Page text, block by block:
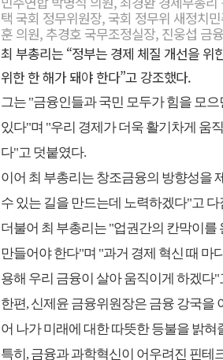
택 국회 정무위원장, 국회 정무위 새정치
훈 의원, 추경호 국무조정실장, 진웅섭 금
최 부총리는 “정부는 경제 체질 개선을
위한 한 해가 돼야 한다”고 강조했다.
그는 "금융인들과 국민 모두가 힘을 모
있다"며 "우리 경제가 더욱 활기차게 움
다"고 덧붙였다.
이어 최 부총리는 창조금융의 방향성을
수 있는 길을 만드는데 노력하겠다"고 다
더불어 최 부총리는 "업권간의 칸막이
만들어야 한다"며 "과거 경제 혁신 때 마
용해 우리 금융이 살아 움직이게 하겠다"
한편, 신제윤 금융위원장은 금융 강국을
어 나가 미래에 대한 따뜻한 등불을 밝
특히, 금융과 과학혁신이 어우려진 핀테